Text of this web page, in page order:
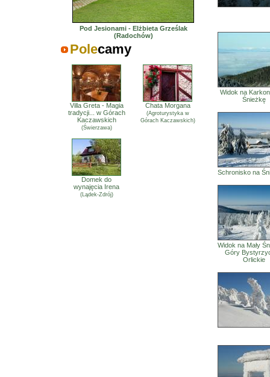
Pod Jesionami - Elżbieta Grześlak
(Radochów)
Polecamy
Villa Greta - Magia
tradycji... w Górach
Kaczawskich
(Świerzawa)
Chata Morgana
(Agroturystyka w
Górach Kaczawskich)
Domek do
wynajęcia Irena
(Lądek-Zdrój)
Widok na
Śnieżkę
Schronisko na
Widok na Mały
Góry
Orlickie